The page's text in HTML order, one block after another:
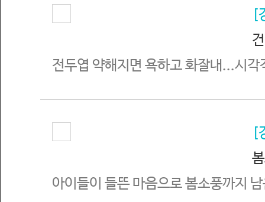
[
전두엽 약해지면 욕하고 화잘내...시각
[
봄
아이들이 들뜬 마음으로 봄소풍까지